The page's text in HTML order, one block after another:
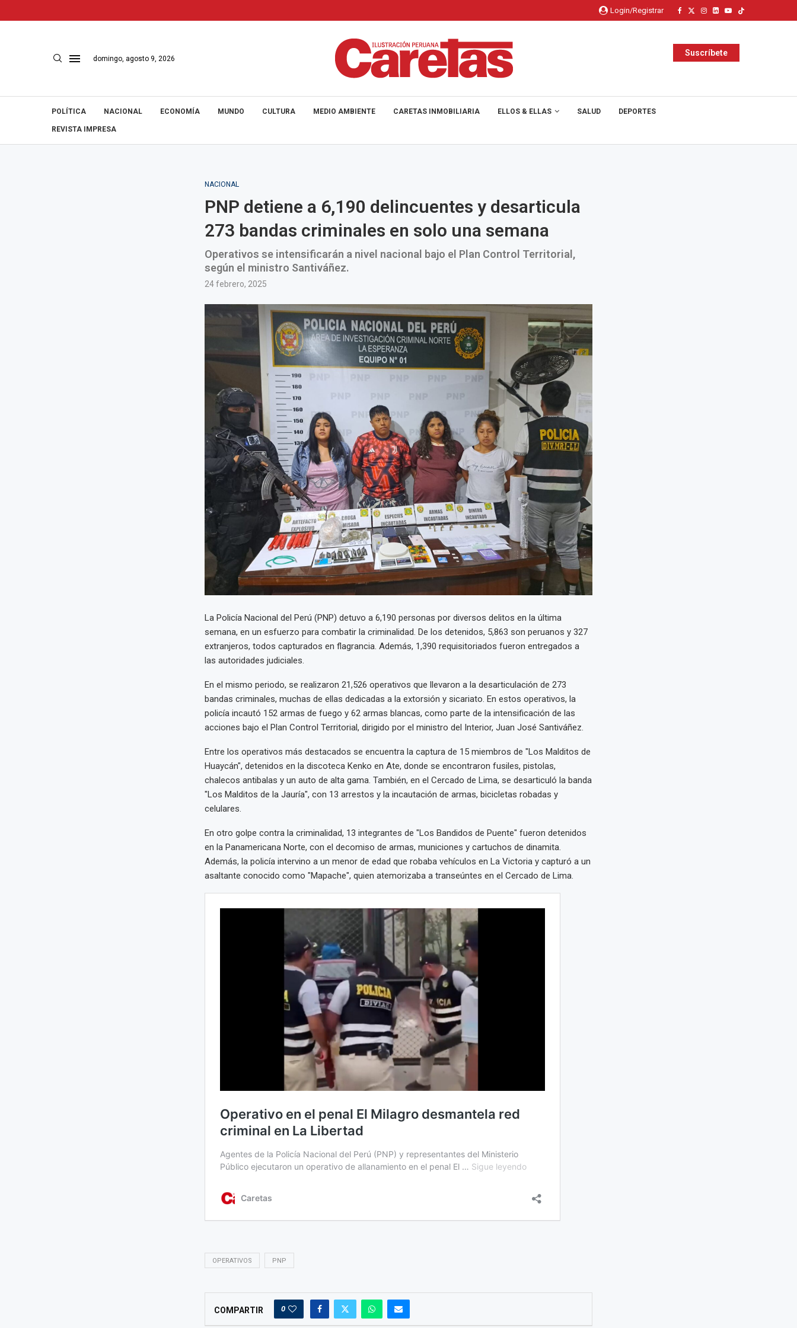
Login/Registrar
domingo, agosto 9, 2026
Suscríbete
POLÍTICA NACIONAL ECONOMÍA MUNDO CULTURA MEDIO AMBIENTE CARETAS INMOBILIARIA ELLOS & ELLAS SALUD DEPORTES
REVISTA IMPRESA
NACIONAL
PNP detiene a 6,190 delincuentes y desarticula
273 bandas criminales en solo una semana
Operativos se intensificarán a nivel nacional bajo el Plan Control Territorial,
según el ministro Santiváñez.
24 febrero, 2025
La Policía Nacional del Perú (PNP) detuvo a 6,190 personas por diversos delitos en la última
semana, en un esfuerzo para combatir la criminalidad. De los detenidos, 5,863 son peruanos y 327
extranjeros, todos capturados en flagrancia. Además, 1,390 requisitoriados fueron entregados a
las autoridades judiciales.
En el mismo periodo, se realizaron 21,526 operativos que llevaron a la desarticulación de 273
bandas criminales, muchas de ellas dedicadas a la extorsión y sicariato. En estos operativos, la
policía incautó 152 armas de fuego y 62 armas blancas, como parte de la intensificación de las
acciones bajo el Plan Control Territorial, dirigido por el ministro del Interior, Juan José Santiváñez.
Entre los operativos más destacados se encuentra la captura de 15 miembros de "Los Malditos de
Huaycán", detenidos en la discoteca Kenko en Ate, donde se encontraron fusiles, pistolas,
chalecos antibalas y un auto de alta gama. También, en el Cercado de Lima, se desarticuló la banda
"Los Malditos de la Jauría", con 13 arrestos y la incautación de armas, bicicletas robadas y
celulares.
En otro golpe contra la criminalidad, 13 integrantes de "Los Bandidos de Puente" fueron detenidos
en la Panamericana Norte, con el decomiso de armas, municiones y cartuchos de dinamita.
Además, la policía intervino a un menor de edad que robaba vehículos en La Victoria y capturó a un
asaltante conocido como "Mapache", quien atemorizaba a transeúntes en el Cercado de Lima.
OPERATIVOS PNP
COMPARTIR 0